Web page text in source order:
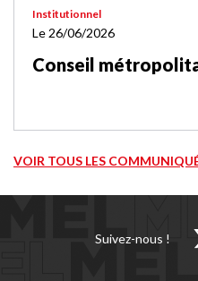
VOIR TOUS LES
Institutionnel
Le 26/06/2026
Conseil
Suivez-nous !